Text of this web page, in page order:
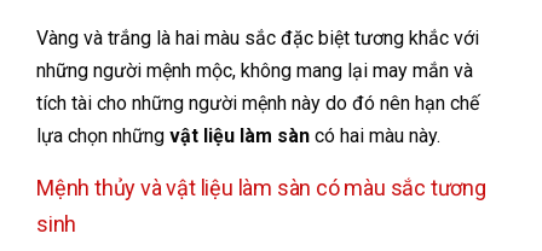
Vàng và trắng là hai màu sắc đặc biệt tương khắc với
những người mệnh mộc, không mang lại may mắn và
tích tài cho những người mệnh này do đó nên hạn chế
lựa chọn những vật liệu làm sàn có hai màu này.
Mệnh thủy và vật liệu làm sàn có màu sắc tương
sinh